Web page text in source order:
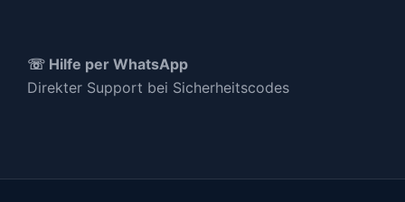
☏ Hilfe per WhatsApp
Direkter Support bei Sicherheitscodes